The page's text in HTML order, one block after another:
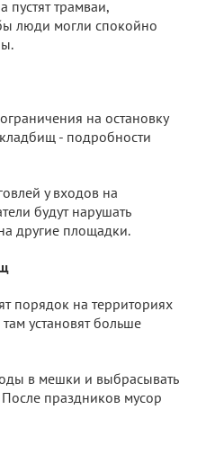
пустят трамваи,
люди могли спокойно
на остановку
- подробности
у входов на
будут нарушать
другие площадки.
порядок на территориях
установят больше
в мешки и выбрасывать
праздников мусор